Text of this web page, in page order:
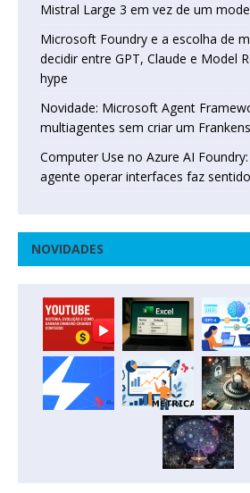
Mistral Large 3 em vez de um
Microsoft Foundry e a escolha de
decidir entre GPT, Claude e Model
hype
Novidade: Microsoft Agent
multiagentes sem criar um
Computer Use no Azure AI
agente operar interfaces faz sentido
NOVIDADES